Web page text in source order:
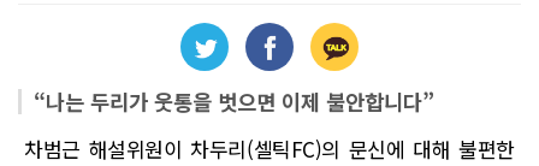
“나는 두리가 웃통을 벗으면 이제 불안합니다”
차범근 해설위원이 차두리(셀틱FC)의 문신에 대해 불편한